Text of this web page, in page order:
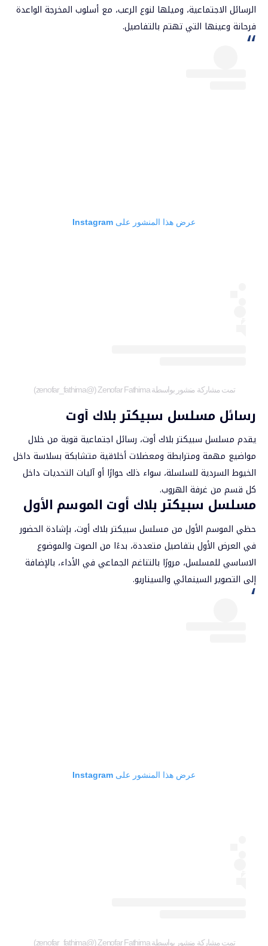
الرسائل الاجتماعية، وميلها لنوع الرعب، مع أسلوب المخرجة الواعدة
فرحانة وعينها التي تهتم بالتفاصيل.
عرض هذا المنشور على Instagram
‏‎تمت مشاركة منشور بواسطة ‏‎Zenofar Fathima‎‏ (@‏‎zenofar_fathima‎‏)
رسائل مسلسل سبيكتر بلاك أوت
يقدم مسلسل سبيكتر بلاك أوت، رسائل اجتماعية قوية من خلال
مواضيع مهمة ومترابطة ومعضلات أخلاقية متشابكة بسلاسة داخل
الخيوط السردية للسلسلة، سواء ذلك حوارًا أو آليات التحديات داخل
كل قسم من غرفة الهروب.
مسلسل سبيكتر بلاك أوت الموسم الأول
حظي الموسم الأول من مسلسل سبيكتر بلاك أوت، بإشادة الحضور
في العرض الأول بتفاصيل متعددة، بدءًا من الصوت والموضوع
الاساسي للمسلسل، مرورًا بالتناغم الجماعي في الأداء، بالإضافة
إلى التصوير السينمائي والسيناريو.
عرض هذا المنشور على Instagram
‏‎تمت مشاركة منشور بواسطة ‏‎Zenofar Fathima‎‏ (@‏‎zenofar_fathima‎‏)